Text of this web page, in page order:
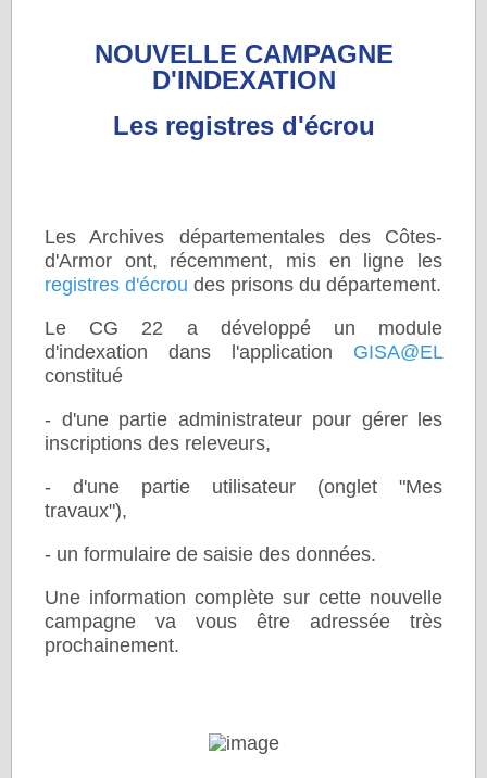
NOUVELLE CAMPAGNE
D'INDEXATION
Les registres d'écrou
Les Archives départementales des Côtes-
d'Armor ont, récemment, mis en ligne les
registres d'écrou des prisons du département.
Le CG 22 a développé un module
d'indexation dans l'application GISA@EL
constitué
- d'une partie administrateur pour gérer les
inscriptions des releveurs,
- d'une partie utilisateur (onglet "Mes
travaux"),
- un formulaire de saisie des données.
Une information complète sur cette nouvelle
campagne va vous être adressée très
prochainement.